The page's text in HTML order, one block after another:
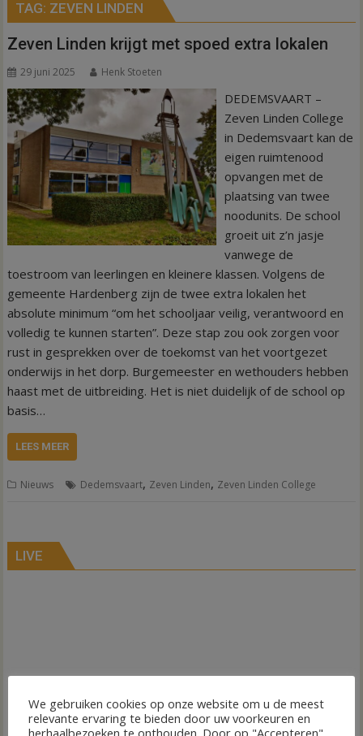
TAG: ZEVEN LINDEN
Zeven Linden krijgt met spoed extra lokalen
29 juni 2025 Henk Stoeten
DEDEMSVAART –
Zeven Linden College
in Dedemsvaart kan de
eigen ruimtenood
opvangen met de
plaatsing van twee
noodunits. De school
groeit uit z’n jasje
vanwege de
toestroom van leerlingen en kleinere klassen. Volgens de
gemeente Hardenberg zijn de twee extra lokalen het
absolute minimum “om het schooljaar veilig, verantwoord en
volledig te kunnen starten”. Deze stap zou ook zorgen voor
rust in gesprekken over de toekomst van het voortgezet
onderwijs in het dorp. Burgemeester en wethouders hebben
haast met de uitbreiding. Het is niet duidelijk of de school op
basis…
LEES MEER
Nieuws Dedemsvaart, Zeven Linden, Zeven Linden College
LIVE
We gebruiken cookies op onze website om u de meest
relevante ervaring te bieden door uw voorkeuren en
herhaalbezoeken te onthouden. Door op "Accepteren"